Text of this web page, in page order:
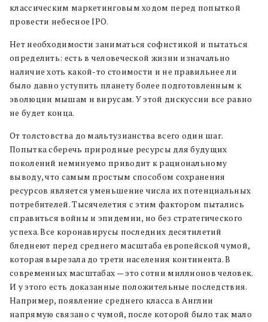
классическим маркетинговым ходом перед попыткой
провести небесное IPO.
Нет необходимости заниматься софистикой и пытаться
определить: есть в человеческой жизни изначально
наличие хоть какой-то стоимости и не правильнее ли
было давно уступить планету более подготовленным к
эволюции мышам и вирусам. У этой дискуссии все равно
не будет конца.
От толстовства до мальтузианства всего один шаг.
Попытка сберечь природные ресурсы для будущих
поколений неминуемо приводит к рациональному
выводу, что самым простым способом сохранения
ресурсов является уменьшение числа их потенциальных
потребителей. Тысячелетия с этим фактором пытались
справиться войны и эпидемии, но без стратегического
успеха. Все коронавирусы последних десятилетий
бледнеют перед среднего масштаба европейской чумой,
которая вырезала до трети населения континента. В
современных масштабах — это сотни миллионов человек.
И у этого есть доказанные положительные последствия.
Например, появление среднего класса в Англии
напрямую связано с чумой, после которой было так мало